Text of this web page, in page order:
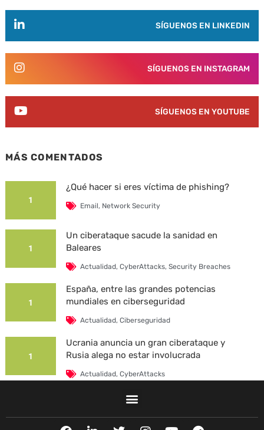
SÍGUENOS EN LINKEDIN
SÍGUENOS EN INSTAGRAM
SÍGUENOS EN YOUTUBE
MÁS COMENTADOS
1
¿Qué hacer si eres víctima de phishing?
Email, Network Security
1
Un ciberataque sacude la sanidad en
Baleares
Actualidad,CyberAttacks,Security Breaches
1
España, entre las grandes potencias
mundiales en ciberseguridad
Actualidad,Ciberseguridad
1
Ucrania anuncia un gran ciberataque y
Rusia alega no estar involucrada
Actualidad,CyberAttacks
La Universidad Autónoma de Barcelona es
Actualidad,CyberAttacks,Security Breaches
F
L
T
I
Y
T